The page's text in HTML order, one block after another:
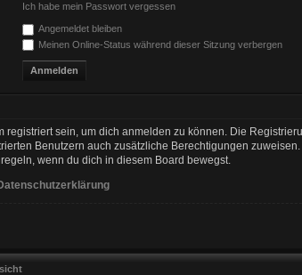
Ich habe mein Passwort vergessen
Angemeldet bleiben
Meinen Online-Status während dieser Sitzung verbergen
registriert sein, um dich anmelden zu können. Die
Benutzern auch zusätzliche Berechtigungen
wenn du dich in diesem Board bewegst.